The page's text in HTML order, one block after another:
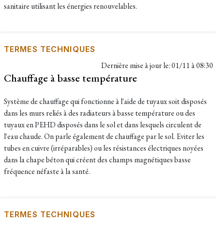
sanitaire utilisant les énergies renouvelables.
TERMES TECHNIQUES
Dernière mise à jour le:01/11 à 08:30
Chauffage à basse température
Système de chauffage qui fonctionne à l'aide de tuyaux soit disposés
dans les murs reliés à des radiateurs à basse température ou des
tuyaux en PEHD disposés dans le sol et dans lesquels circulent de
l'eau chaude. On parle également de chauffage par le sol. Eviter les
tubes en cuivre (irréparables) ou les résistances électriques noyées
dans la chape béton qui créent des champs magnétiques basse
fréquence néfaste à la santé.
TERMES TECHNIQUES